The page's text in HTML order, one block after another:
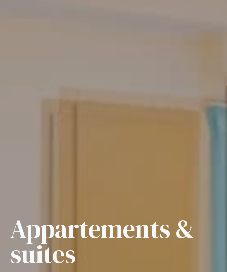
Appartements &
suites